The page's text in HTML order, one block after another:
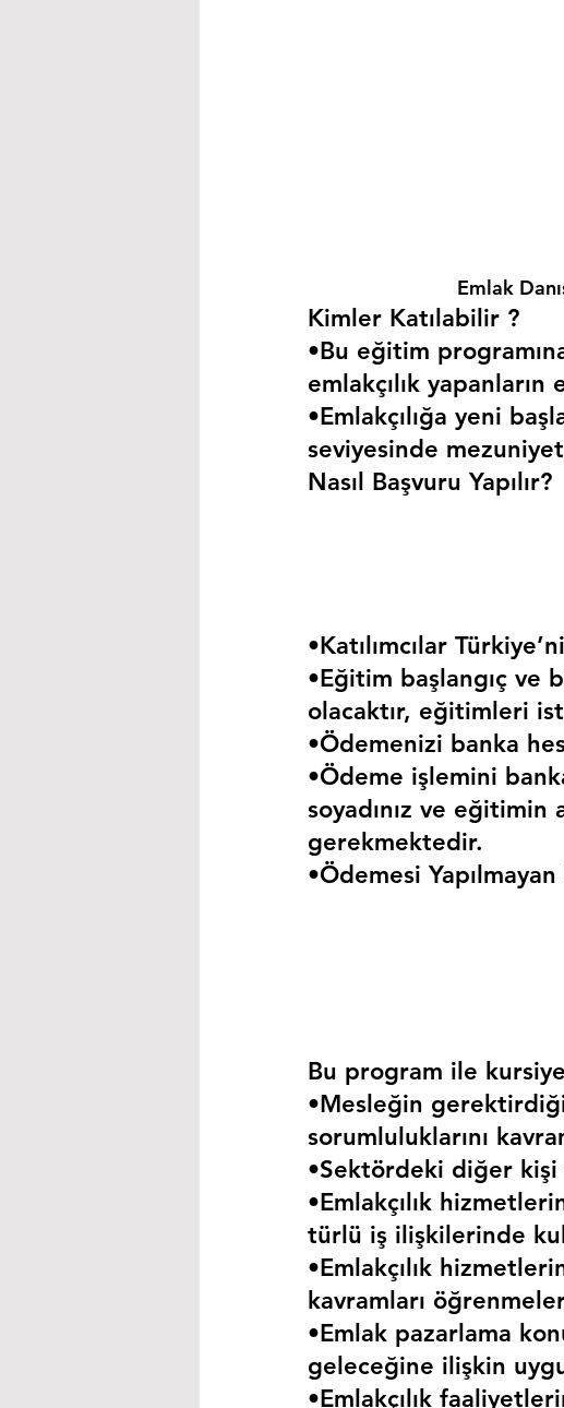
Emlak
Kimler Katılabilir ?
•Bu eğitim
emlakçılık
•Emlakçılığa yeni
seviyesinde
Nasıl Başvuru Yapılır?
•Katılımcılar
•Eğitim başlangıç ve
olacaktır, eğitimleri
•Ödemenizi banka
•Ödeme işlemini
soyadınız ve
gerekmektedir.
•Ödemesi
Bu program ile
•Mesleğin
sorumluluklarını
•Sektördeki diğer
•Emlakçılık
türlü iş ilişkilerinde
•Emlakçılık
kavramları
•Emlak pazarlama
geleceğine ilişkin
•Emlakçılık